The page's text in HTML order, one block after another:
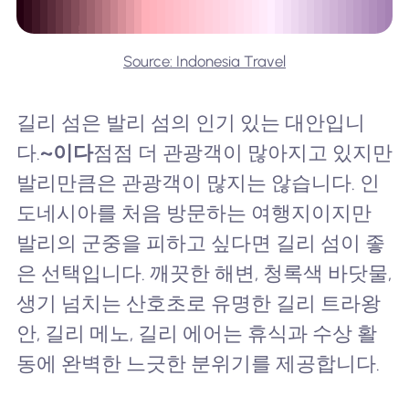
Source: Indonesia Travel
길리 섬은 발리 섬의 인기 있는 대안입니
다.~이다점점 더 관광객이 많아지고 있지만
발리만큼은 관광객이 많지는 않습니다. 인
도네시아를 처음 방문하는 여행지이지만
발리의 군중을 피하고 싶다면 길리 섬이 좋
은 선택입니다. 깨끗한 해변, 청록색 바닷물,
생기 넘치는 산호초로 유명한 길리 트라왕
안, 길리 메노, 길리 에어는 휴식과 수상 활
동에 완벽한 느긋한 분위기를 제공합니다.